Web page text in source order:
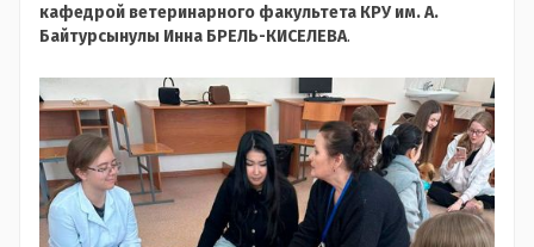
кафедрой ветеринарного факультета КРУ им. А.
Байтурсынулы Инна БРЕЛЬ-КИСЕЛЕВА.